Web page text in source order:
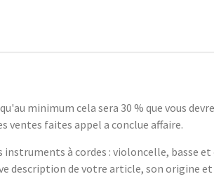
minimum cela sera 30 % que vous
ventes faites appel a conclue affaire.
à cordes : violoncelle, basse
description de votre article, son origine et